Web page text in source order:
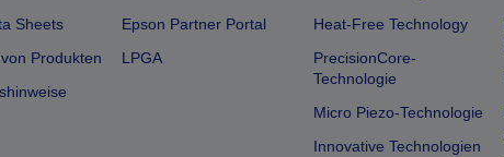
Sheets
Produkten
Epson Partner Portal
LPGA
Heat-Free Technology
PrecisionCore-
Technologie
Micro Piezo-Technologie
Innovative Technologien